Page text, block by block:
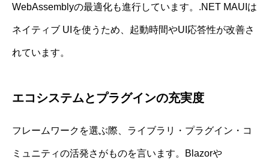
WebAssemblyの最適化も進行しています。.NET MAUIは
ネイティブ UIを使うため、起動時間やUI応答性が改善さ
れています。
エコシステムとプラグインの充実度
フレームワークを選ぶ際、ライブラリ・プラグイン・コ
ミュニティの活発さがものを言います。Blazorや